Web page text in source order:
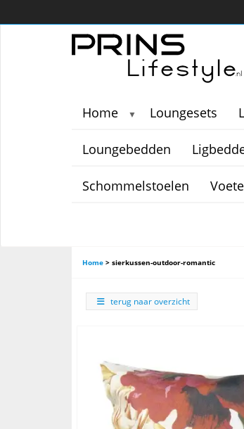
Home ▼ Loungesets
Loungebedden
Schommelstoelen
Home > sierkussen-outdoor-romantic
terug naar overzicht